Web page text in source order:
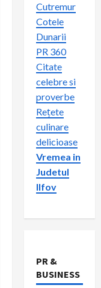
Cutremur
Cotele
Dunarii
PR 360
Citate
celebre si
proverbe
Rețete
culinare
delicioase
Vremea in
Judetul
Ilfov
PR &
BUSINESS